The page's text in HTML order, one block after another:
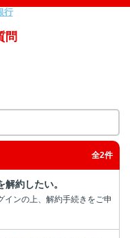
問
全2件
約したい。
インの上、解約手続きをご申